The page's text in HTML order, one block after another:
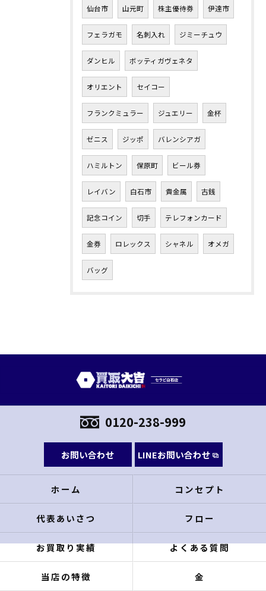
仙台市 山元町 株主優待券 伊達市
フェラガモ 名刺入れ ジミーチュウ
ダンヒル ボッティガヴェネタ
オリエント セイコー
フランクミュラー ジュエリー 金杯
ゼニス ジッポ バレンシアガ
ハミルトン 保原町 ビール券
レイバン 白石市 貴金属 古銭
記念コイン 切手 テレフォンカード
金券 ロレックス シャネル オメガ
バッグ
0120-238-999
お問い合わせ LINEお問い合わせ
ホーム コンセプト
代表あいさつ フロー
お買取り実績 よくある質問
当店の特徴 金